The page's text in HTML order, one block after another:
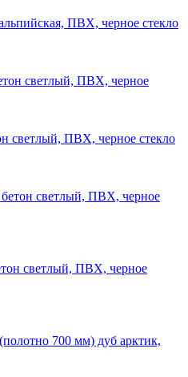
ПВХ, черное стекло
светлый, ПВХ, черное стекло
светлый, ПВХ, черное